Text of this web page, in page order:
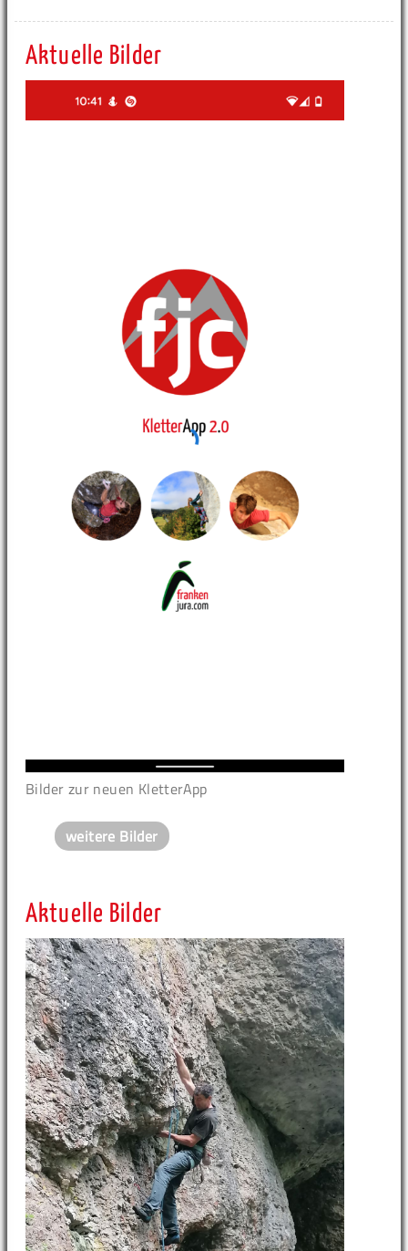
Aktuelle Bilder
Bilder zur neuen KletterApp
weitere Bilder
Aktuelle Bilder